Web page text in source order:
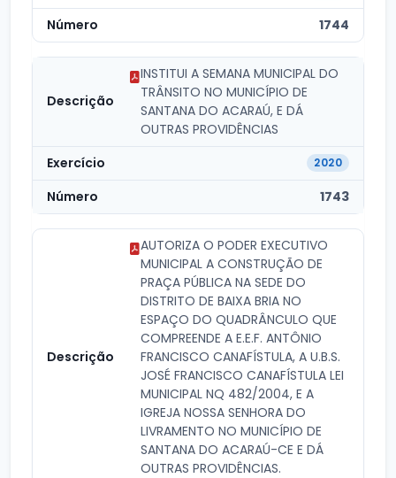
1744
INSTITUI A SEMANA MUNICIPAL DO
TRÂNSITO NO MUNICÍPIO DE
SANTANA DO ACARAÚ, E DÁ
OUTRAS PROVIDÊNCIAS
2020
1743
AUTORIZA O PODER EXECUTIVO
MUNICIPAL A CONSTRUÇÃO DE
PRAÇA PÚBLICA NA SEDE DO
DISTRITO DE BAIXA BRIA NO
ESPAÇO DO QUADRÂNCULO QUE
COMPREENDE A E.E.F. ANTÔNIO
FRANCISCO CANAFÍSTULA, A U.B.S.
JOSÉ FRANCISCO CANAFÍSTULA LEI
MUNICIPAL NQ 482/2004, E A
IGREJA NOSSA SENHORA DO
LIVRAMENTO NO MUNICÍPIO DE
SANTANA DO ACARAÚ-CE E DÁ
OUTRAS PROVIDÊNCIAS.